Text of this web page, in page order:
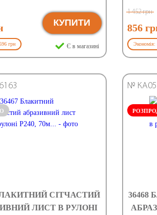
грн
КУПИТИ
Є в магазині
1 452 грн
856
Экономія:
СІТЧАСТИЙ
ЛИСТ В РУЛОНІ
№